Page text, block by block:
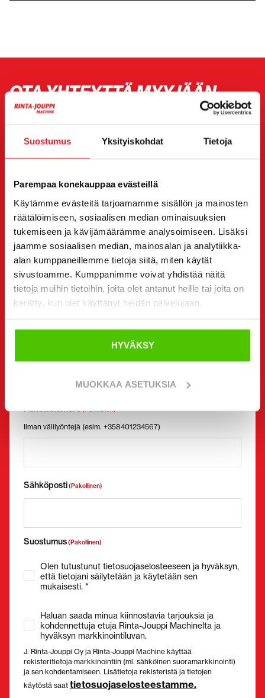
Suostumus Yksityiskohdat Tietoja
Parempaa konekauppaa evästeillä
Käytämme evästeitä tarjoamamme sisällön ja mainosten
räätälöimiseen, sosiaalisen median ominaisuuksien
tukemiseen ja kävijämäärämme analysoimiseen. Lisäksi
jaamme sosiaalisen median, mainosalan ja analytiikka-
alan kumppaneillemme tietoja siitä, miten käytät
sivustoamme. Kumppanimme voivat yhdistää näitä
tietoja muihin tietoihin, joita olet antanut heille tai joita on
kerätty, kun olet käyttänyt heidän palvelujaan.
HYVÄKSY
MUOKKAA ASETUKSIA
OTA YHTEYTTÄ MYYJÄÄN
myyjälle. Hän on sinuun yhteydessä
Voit halutessasi olla suoraan yhteydessä myös
alta.
Haluan (Pakollinen)
Ostaa
Vuokrata
Kysyä lisätietoja
Yhteystiedot (Pakollinen)
Etunimi * Sukunimi *
Puhelinnumero(Pakollinen)
Ilman välilyöntejä (esim. +358401234567)
Sähköposti(Pakollinen)
Suostumus(Pakollinen)
Olen tutustunut tietosuojaselosteeseen ja hyväksyn,
että tietojani säilytetään ja käytetään sen
mukaisesti. *
Haluan saada minua kiinnostavia tarjouksia ja
kohdennettuja etuja Rinta-Jouppi Machinelta ja
hyväksyn markkinointiluvan.
J. Rinta-Jouppi Oy ja Rinta-Jouppi Machine käyttää
rekisteritietoja markkinointiin (ml. sähköinen suoramarkkinointi)
ja sen kohdentamiseen. Lisätietoja rekisteristä ja tietojen
käytöstä saat tietosuojaselosteestamme.